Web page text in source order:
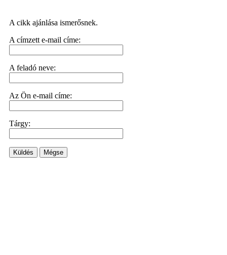
A cikk ajánlása ismerősnek.
A címzett e-mail címe:
A feladó neve:
Az Ön e-mail címe:
Tárgy:
Küldés Mégse